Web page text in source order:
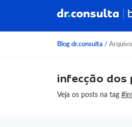
Blog dr.consulta /
infecção dos
Veja os posts na tag